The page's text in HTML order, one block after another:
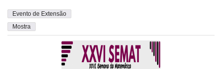
Evento de Extensão
Mostra